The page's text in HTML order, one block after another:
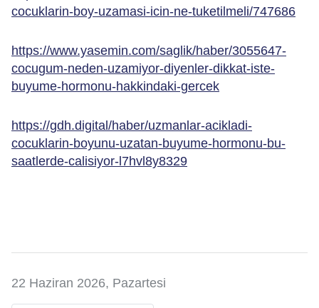
cocuklarin-boy-uzamasi-icin-ne-tuketilmeli/747686
https://www.yasemin.com/saglik/haber/3055647-
cocugum-neden-uzamiyor-diyenler-dikkat-iste-
buyume-hormonu-hakkindaki-gercek
https://gdh.digital/haber/uzmanlar-acikladi-
cocuklarin-boyunu-uzatan-buyume-hormonu-bu-
saatlerde-calisiyor-l7hvl8y8329
22 Haziran 2026, Pazartesi